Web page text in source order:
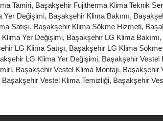
Tamiri, Başakşehir Fujitherma Klima Teknik
Yer Değişimi, Başakşehir Klima Bakımı,
Satışı, Başakşehir Klima Sökme Hizmeti,
Yer Değişimi, Başakşehir LG Klima Bakımı,
LG Klima Satışı, Başakşehir LG Klima
LG Klima Yer Değişimi, Başakşehir Vestel
, Başakşehir Vestel Klima Montajı, Başakşehir
Başakşehir Vestel Klima Temizliği, Başakşehir